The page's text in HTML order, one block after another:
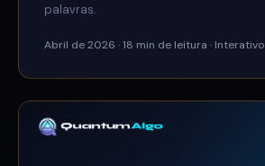
palavras.
Abril de 2026 · 18 min de leitura · Interativo